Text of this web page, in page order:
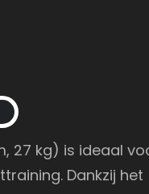
27 kg) is ideaal
Dankzij het